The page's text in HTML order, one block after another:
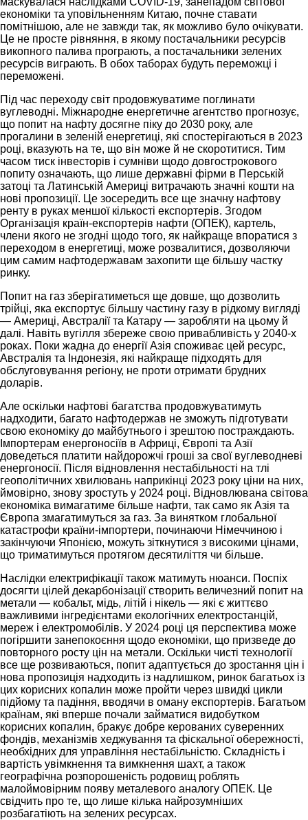
економіки та уповільненням Китаю, почне ставати
помітнішою, але не завжди так, як можливо було очікувати.
Це не просте рівняння, в якому постачальники ресурсів
викопного палива програють, а постачальники зелених
ресурсів виграють. В обох таборах будуть переможці і
переможені.
Під час переходу світ продовжуватиме поглинати
вуглеводні. Міжнародне енергетичне агентство прогнозує,
що попит на нафту досягне піку до 2030 року, але
прогалини в зеленій енергетиці, які спостерігаються в 2023
році, вказують на те, що він може й не скоротитися. Тим
часом тиск інвесторів і сумніви щодо довгострокового
попиту означають, що лише державні фірми в Перській
затоці та Латинській Америці витрачають значні кошти на
нові пропозиції. Це зосередить все ще значну нафтову
ренту в руках меншої кількості експортерів. Згодом
Організація країн-експортерів нафти (ОПЕК), картель,
члени якого не згодні щодо того, як найкраще впоратися з
переходом в енергетиці, може розвалитися, дозволяючи
цим самим нафтодержавам захопити ще більшу частку
ринку.
Попит на газ зберігатиметься ще довше, що дозволить
трійці, яка експортує більшу частину газу в рідкому вигляді
— Америці, Австралії та Катару — заробляти на цьому й
далі. Навіть вугілля збереже свою привабливість у 2040-х
роках. Поки жадна до енергії Азія споживає цей ресурс,
Австралія та Індонезія, які найкраще підходять для
обслуговування регіону, не проти отримати брудних
доларів.
Але оскільки нафтові багатства продовжуватимуть
надходити, багато нафтодержав не зможуть підготувати
свою економіку до майбутнього і зрештою постраждають.
Імпортерам енергоносіїв в Африці, Європі та Азії
доведеться платити найдорожчі гроші за свої вуглеводневі
енергоносії. Після відновлення нестабільності на тлі
геополітичних хвилювань наприкінці 2023 року ціни на них,
ймовірно, знову зростуть у 2024 році. Відновлювана світова
економіка вимагатиме більше нафти, так само як Азія та
Європа змагатимуться за газ. За винятком глобальної
катастрофи країни-імпортери, починаючи Німеччиною і
закінчуючи Японією, можуть зіткнутися з високими цінами,
що триматимуться протягом десятиліття чи більше.
Наслідки електрифікації також матимуть нюанси. Поспіх
досягти цілей декарбонізації створить величезний попит на
метали — кобальт, мідь, літій і нікель — які є життєво
важливими інгредієнтами екологічних електростанцій,
мереж і електромобілів. У 2024 році ця перспектива може
погіршити занепокоєння щодо економіки, що призведе до
повторного росту цін на метали. Оскільки чисті технології
все ще розвиваються, попит адаптується до зростання цін і
нова пропозиція надходить із надлишком, ринок багатьох із
цих корисних копалин може пройти через швидкі цикли
підйому та падіння, вводячи в оману експортерів. Багатьом
країнам, які вперше почали займатися видобутком
корисних копалин, бракує добре керованих суверенних
фондів, механізмів хеджування та фіскальної обережності,
необхідних для управління нестабільністю. Складність і
вартість увімкнення та вимкнення шахт, а також
географічна розпорошеність родовищ роблять
малоймовірним появу металевого аналогу ОПЕК. Це
свідчить про те, що лише кілька найрозумніших
розбагатіють на зелених ресурсах.